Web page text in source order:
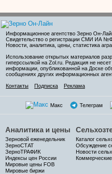
Информационное агентство Зерно Он-
Свидетельство о регистрации СМИ ИА
Новости, аналитика, цены, статистика
Использование открытых материалов
гиперссылкой на Zol.ru. Редакция не
информации, опубликованной на Доске
сообщениях других информационных
Контакты
Подписка Реклама
Макс Телеграм
Аналитика и цены
Зерновой еженедельник
ЗерноСТАТ
ЗерноТРАФИК
Индексы цен России
Мировые цены FOB
Мировые биржи
Каталог
Обсуждение
Новости